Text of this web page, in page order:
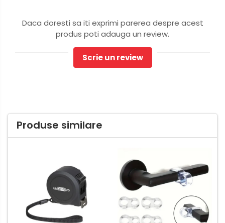
Daca doresti sa iti exprimi parerea despre acest
produs poti adauga un review.
Scrie un review
Produse similare